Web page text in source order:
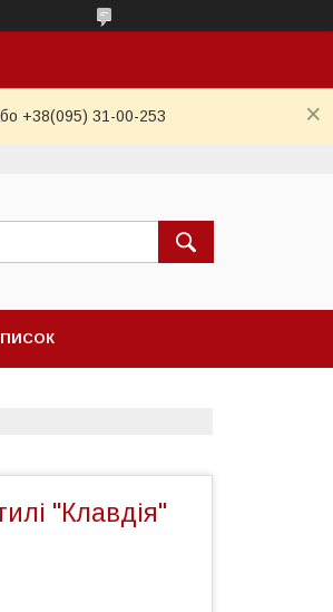
+38(095) 31-00-253
"Клавдія"